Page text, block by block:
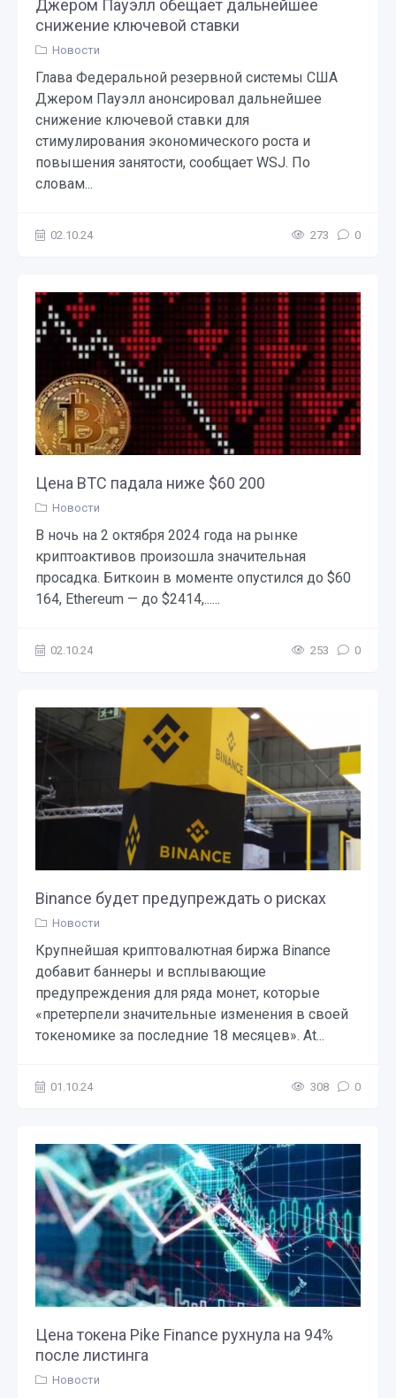
Джером Пауэлл обещает дальнейшее
снижение ключевой ставки
Новости
Глава Федеральной резервной системы США
Джером Пауэлл анонсировал дальнейшее
снижение ключевой ставки для
стимулирования экономического роста и
повышения занятости, сообщает WSJ. По
словам...
02.10.24 273 0
Цена BTC падала ниже $60 200
Новости
В ночь на 2 октября 2024 года на рынке
криптоактивов произошла значительная
просадка. Биткоин в моменте опустился до $60
164, Ethereum — до $2414,......
02.10.24 253 0
Binance будет предупреждать о рисках
Новости
Крупнейшая криптовалютная биржа Binance
добавит баннеры и всплывающие
предупреждения для ряда монет, которые
«претерпели значительные изменения в своей
токеномике за последние 18 месяцев». At...
01.10.24 308 0
Цена токена Pike Finance рухнула на 94%
после листинга
Новости